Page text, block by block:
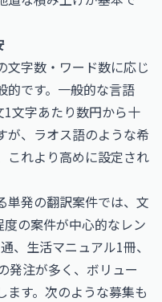
文字数・ワード数に応じ
的です。一般的な言語
文字あたり数円から十
が、ラオス語のような希
これより高めに設定され
単発の翻訳案件では、文
度の案件が中心的なレン
、生活マニュアル1冊、
発注が多く、ボリュー
す。次のような募集も